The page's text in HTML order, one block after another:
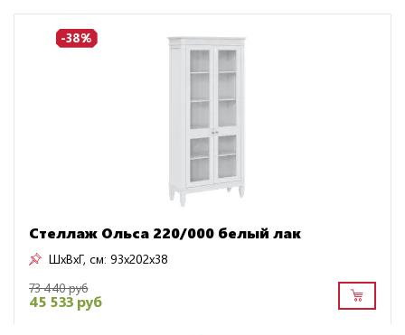
-38%
Стеллаж Ольса 220/000 белый лак
ШxВxГ, см: 93x202x38
73 440 руб
45 533 руб